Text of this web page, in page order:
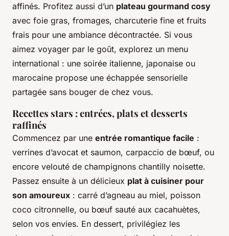
affinés. Profitez aussi d’un plateau gourmand cosy
avec foie gras, fromages, charcuterie fine et fruits
frais pour une ambiance décontractée. Si vous
aimez voyager par le goût, explorez un menu
international : une soirée italienne, japonaise ou
marocaine propose une échappée sensorielle
partagée sans bouger de chez vous.
Recettes stars : entrées, plats et desserts
raffinés
Commencez par une entrée romantique facile :
verrines d’avocat et saumon, carpaccio de bœuf, ou
encore velouté de champignons chantilly noisette.
Passez ensuite à un délicieux plat à cuisiner pour
son amoureux : carré d’agneau au miel, poisson
coco citronnelle, ou bœuf sauté aux cacahuètes,
selon vos envies. En dessert, privilégiez les